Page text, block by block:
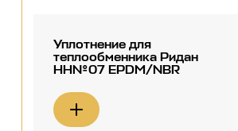
Уплотнение для
теплообменника Ридан
НН№07 EPDM/NBR